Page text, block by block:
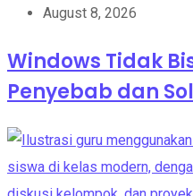
August 8, 2026
Windows Tidak
Penyebab dan